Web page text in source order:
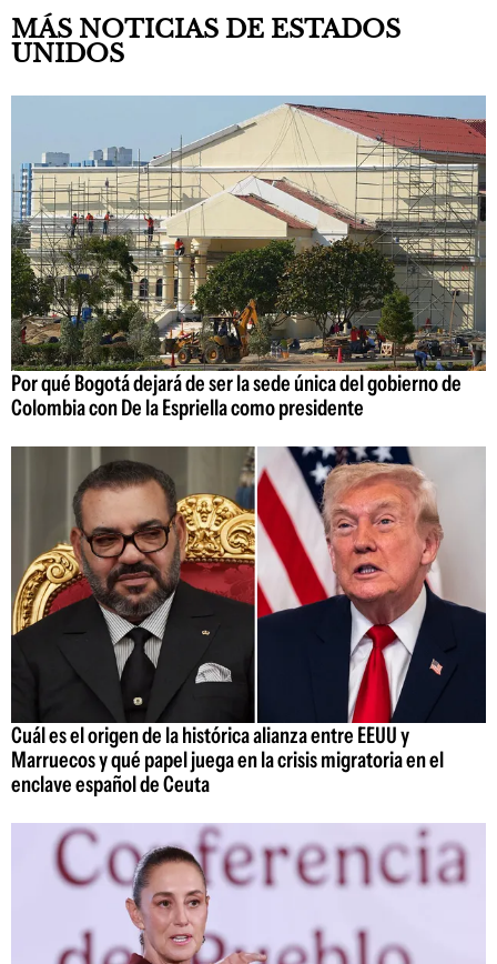
MÁS NOTICIAS DE ESTADOS
UNIDOS
Por qué Bogotá dejará de ser la sede única del gobierno de
Colombia con De la Espriella como presidente
Cuál es el origen de la histórica alianza entre EEUU y
Marruecos y qué papel juega en la crisis migratoria en el
enclave español de Ceuta